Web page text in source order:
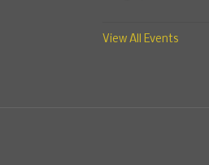
View All Events